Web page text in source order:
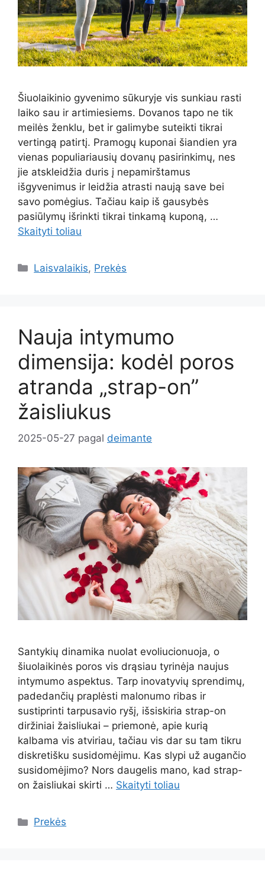
Šiuolaikinio gyvenimo sūkuryje vis sunkiau rasti
laiko sau ir artimiesiems. Dovanos tapo ne tik
meilės ženklu, bet ir galimybe suteikti tikrai
vertingą patirtį. Pramogų kuponai šiandien yra
vienas populiariausių dovanų pasirinkimų, nes
jie atskleidžia duris į nepamirštamus
išgyvenimus ir leidžia atrasti naują save bei
savo pomėgius. Tačiau kaip iš gausybės
pasiūlymų išrinkti tikrai tinkamą kuponą, …
Skaityti toliau
Kategorijos
Laisvalaikis, Prekės
Nauja intymumo
dimensija: kodėl poros
atranda „strap-on”
žaisliukus
2025-05-27 pagal deimante
Santykių dinamika nuolat evoliucionuoja, o
šiuolaikinės poros vis drąsiau tyrinėja naujus
intymumo aspektus. Tarp inovatyvių sprendimų,
padedančių praplėsti malonumo ribas ir
sustiprinti tarpusavio ryšį, išsiskiria strap-on
diržiniai žaisliukai – priemonė, apie kurią
kalbama vis atviriau, tačiau vis dar su tam tikru
diskretišku susidomėjimu. Kas slypi už augančio
susidomėjimo? Nors daugelis mano, kad strap-
on žaisliukai skirti … Skaityti toliau
Kategorijos
Prekės